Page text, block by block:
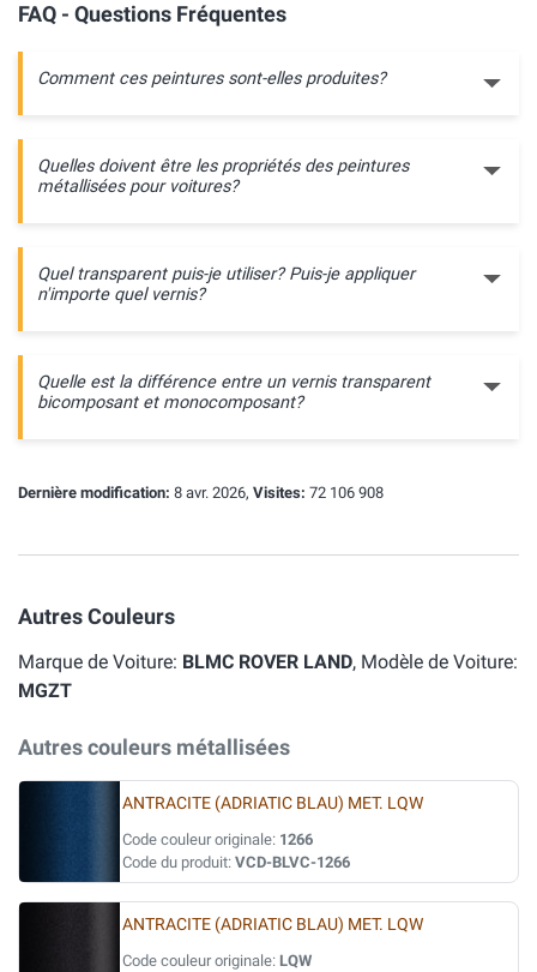
FAQ - Questions Fréquentes
Comment ces peintures sont-elles produites?
Quelles doivent être les propriétés des peintures
métallisées pour voitures?
Quel transparent puis-je utiliser? Puis-je appliquer
n'importe quel vernis?
Quelle est la différence entre un vernis transparent
bicomposant et monocomposant?
Dernière modification: 8 avr. 2026, Visites: 72 106 908
Autres Couleurs
Marque de Voiture: BLMC ROVER LAND, Modèle de Voiture:
MGZT
Autres couleurs métallisées
ANTRACITE (ADRIATIC BLAU) MET. LQW
Code couleur originale: 1266
Code du produit: VCD-BLVC-1266
ANTRACITE (ADRIATIC BLAU) MET. LQW
Code couleur originale: LQW